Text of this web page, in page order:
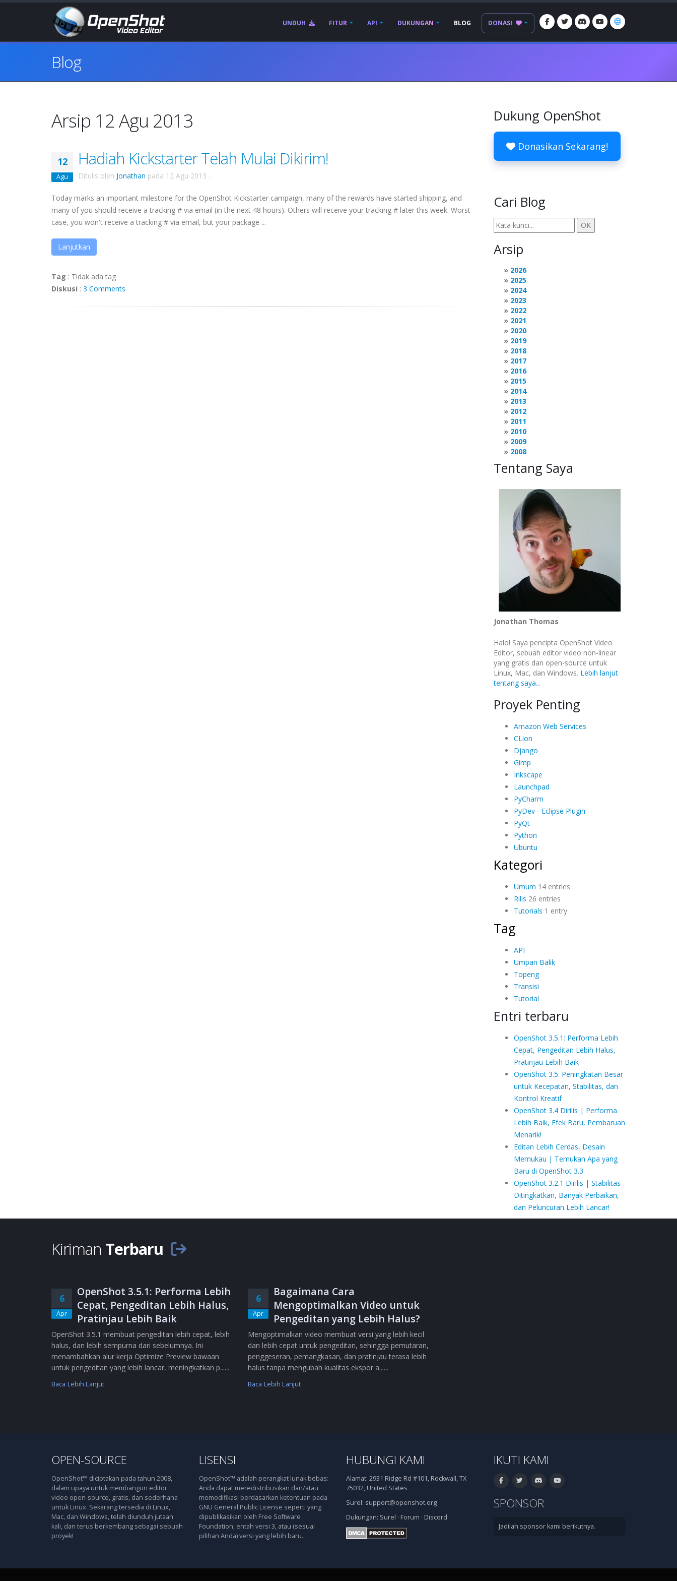
UNDUH FITUR API DUKUNGAN BLOG DONASI
Blog
Arsip 12 Agu 2013
12
Agu
Hadiah Kickstarter Telah Mulai Dikirim!
Ditulis oleh Jonathan pada 12 Agu 2013 .
Today marks an important milestone for the OpenShot Kickstarter campaign, many of the rewards have started shipping, and
many of you should receive a tracking # via email (in the next 48 hours). Others will receive your tracking # later this week. Worst
case, you won't receive a tracking # via email, but your package ...
Lanjutkan
Tag : Tidak ada tag
Diskusi : 3 Comments
Dukung OpenShot
Donasikan Sekarang!
Cari Blog
Arsip
2026
2025
2024
2023
2022
2021
2020
2019
2018
2017
2016
2015
2014
2013
2012
2011
2010
2009
2008
Tentang Saya
Jonathan Thomas
Halo! Saya pencipta OpenShot Video
Editor, sebuah editor video non-linear
yang gratis dan open-source untuk
Linux, Mac, dan Windows. Lebih lanjut
tentang saya...
Proyek Penting
Amazon Web Services
CLion
Django
Gimp
Inkscape
Launchpad
PyCharm
PyDev - Eclipse Plugin
PyQt
Python
Ubuntu
Kategori
Umum 14 entries
Rilis 26 entries
Tutorials 1 entry
Tag
API
Umpan Balik
Topeng
Transisi
Tutorial
Entri terbaru
OpenShot 3.5.1: Performa Lebih
Cepat, Pengeditan Lebih Halus,
Pratinjau Lebih Baik
OpenShot 3.5: Peningkatan Besar
untuk Kecepatan, Stabilitas, dan
Kontrol Kreatif
OpenShot 3.4 Dirilis | Performa
Lebih Baik, Efek Baru, Pembaruan
Menarik!
Editan Lebih Cerdas, Desain
Memukau | Temukan Apa yang
Baru di OpenShot 3.3
OpenShot 3.2.1 Dirilis | Stabilitas
Ditingkatkan, Banyak Perbaikan,
dan Peluncuran Lebih Lancar!
Kiriman Terbaru
6
Apr
OpenShot 3.5.1: Performa Lebih
Cepat, Pengeditan Lebih Halus,
Pratinjau Lebih Baik
OpenShot 3.5.1 membuat pengeditan lebih cepat, lebih
halus, dan lebih sempurna dari sebelumnya. Ini
menambahkan alur kerja Optimize Preview bawaan
untuk pengeditan yang lebih lancar, meningkatkan p......
Baca Lebih Lanjut
6
Apr
Bagaimana Cara
Mengoptimalkan Video untuk
Pengeditan yang Lebih Halus?
Mengoptimalkan video membuat versi yang lebih kecil
dan lebih cepat untuk pengeditan, sehingga pemutaran,
penggeseran, pemangkasan, dan pratinjau terasa lebih
halus tanpa mengubah kualitas ekspor a......
Baca Lebih Lanjut
OPEN-SOURCE
OpenShot™ diciptakan pada tahun 2008,
dalam upaya untuk membangun editor
video open-source, gratis, dan sederhana
untuk Linux. Sekarang tersedia di Linux,
Mac, dan Windows, telah diunduh jutaan
kali, dan terus berkembang sebagai sebuah
proyek!
LISENSI
OpenShot™ adalah perangkat lunak bebas:
Anda dapat meredistribusikan dan/atau
memodifikasi berdasarkan ketentuan pada
GNU General Public License seperti yang
dipublikasikan oleh Free Software
Foundation, entah versi 3, atau (sesuai
pilihan Anda) versi yang lebih baru.
HUBUNGI KAMI
Alamat: 2931 Ridge Rd #101, Rockwall, TX
75032, United States
Surel: support@openshot.org
Dukungan: Surel · Forum · Discord
IKUTI KAMI
SPONSOR
Jadilah sponsor kami berikutnya.